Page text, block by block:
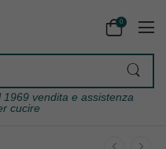
0
vendita e assistenza
cucire